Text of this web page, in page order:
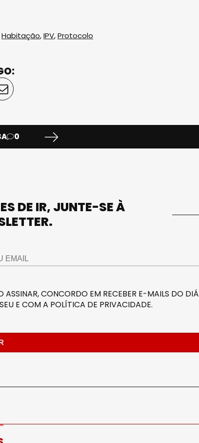
Habitação,IPV,Protocolo
0
DE IR, JUNTE-SE À
ASSINAR, CONCORDO EM RECEBER E-MAILS DO
E COM A POLÍTICA DE PRIVACIDADE.